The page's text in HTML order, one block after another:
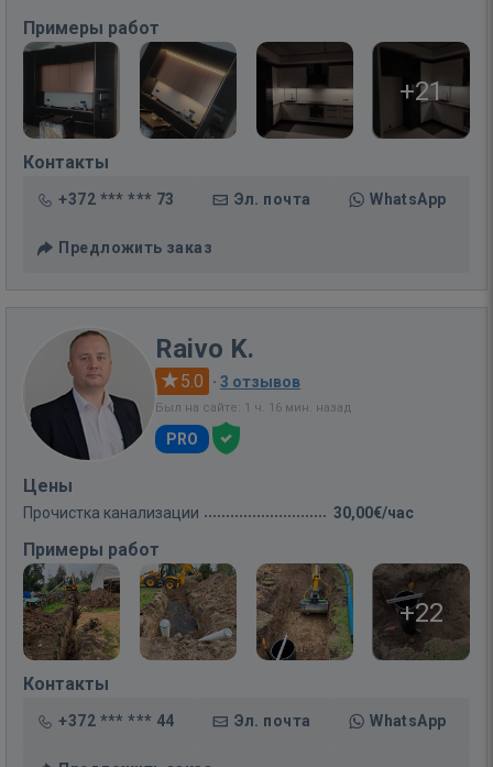
Примеры работ
+21
Контакты
+372 *** *** 73 Эл. почта WhatsApp
Предложить заказ
Raivo K.
5.0 · 3 отзывов
Был на сайте: 1 ч. 16 мин. назад
PRO
Цены
Прочистка канализации 30,00€/час
Примеры работ
+22
Контакты
+372 *** *** 44 Эл. почта WhatsApp